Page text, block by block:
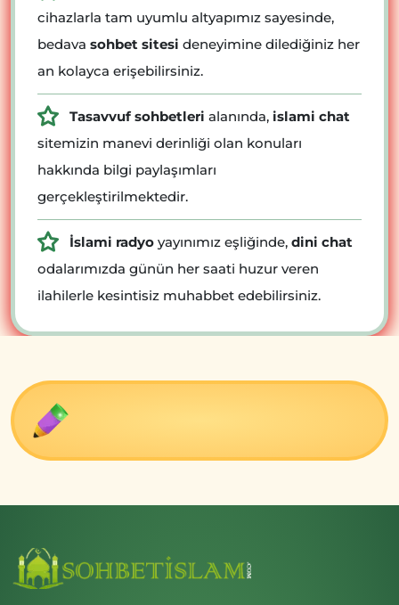
cihazlarla tam uyumlu altyapımız sayesinde,
bedava sohbet sitesi deneyimine dilediğiniz her
an kolayca erişebilirsiniz.
Tasavvuf sohbetleri alanında, islami chat
sitemizin manevi derinliği olan konuları
hakkında bilgi paylaşımları
gerçekleştirilmektedir.
İslami radyo yayınımız eşliğinde, dini chat
odalarımızda günün her saati huzur veren
ilahilerle kesintisiz muhabbet edebilirsiniz.